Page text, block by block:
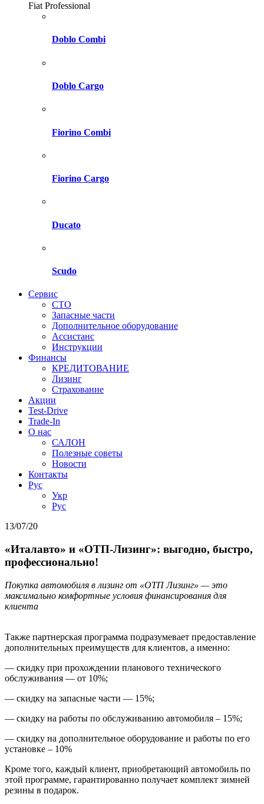
Fiat Professional
Doblo Combi
Doblo Cargo
Fiorino Combi
Fiorino Cargo
Ducato
Scudo
Сервис
СТО
Запасные части
Дополнительное оборудование
Ассистанс
Инструкции
Финансы
КРЕДИТОВАНИЕ
Лизинг
Страхование
Акции
Test-Drive
Trade-In
О нас
САЛОН
Полезные советы
Новости
Контакты
Руc
Укр
Руc
13/07/20
«Италавто» и «ОТП-Лизинг»: выгодно, быстро,
профессионально!
Покупка автомобиля в лизинг от «ОТП Лизинг» — это
максимально комфортные условия финансирования для
клиента
Также партнерская программа подразумевает предоставление
дополнительных преимуществ для клиентов, а именно:
— скидку при прохождении планового технического
обслуживания — от 10%;
— скидку на запасные части — 15%;
— скидку на работы по обслуживанию автомобиля – 15%;
— скидку на дополнительное оборудование и работы по его
установке – 10%
Кроме того, каждый клиент, приобретающий автомобиль по
этой программе, гарантированно получает комплект зимней
резины в подарок.